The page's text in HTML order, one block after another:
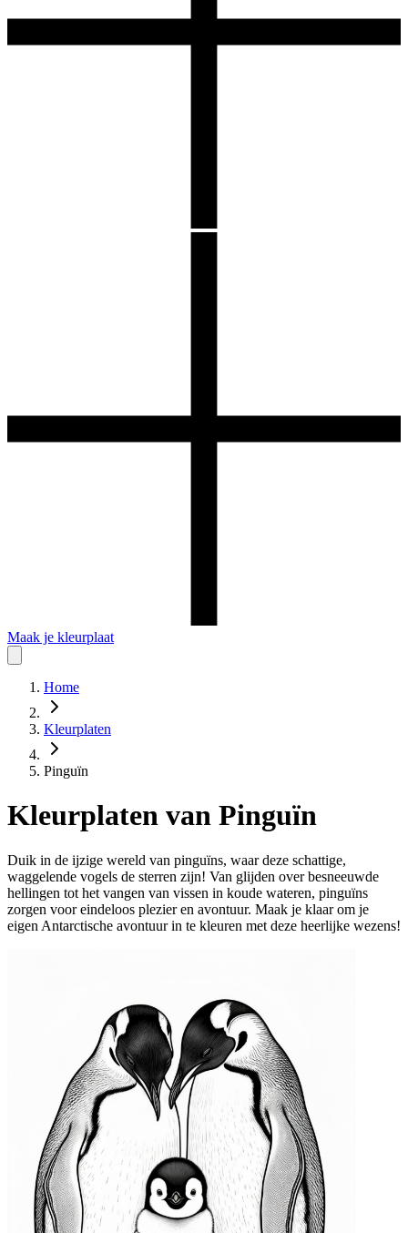
Maak je kleurplaat
Home
Kleurplaten
Pinguïn
Kleurplaten van Pinguïn
Duik in de ijzige wereld van pinguïns, waar deze schattige,
waggelende vogels de sterren zijn! Van glijden over besneeuwde
hellingen tot het vangen van vissen in koude wateren, pinguïns
zorgen voor eindeloos plezier en avontuur. Maak je klaar om je
eigen Antarctische avontuur in te kleuren met deze heerlijke wezens!